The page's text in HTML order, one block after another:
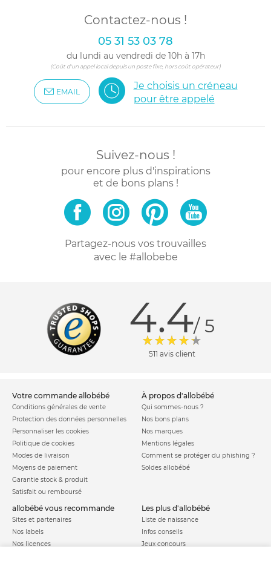
Contactez-nous !
05 31 53 03 78
du lundi au vendredi de 10h à 17h
(Coût d'un appel local depuis un poste fixe, hors coût opérateur)
EMAIL
Je choisis un créneau
pour être appelé
Suivez-nous !
pour encore plus d'inspirations
et de bons plans !
Partagez-nous vos trouvailles
avec le #allobebe
4.4/ 5
511 avis client
votre commande allobébé
Conditions générales de vente
Protection des données personnelles
Personnaliser les cookies
Politique de cookies
Modes de livraison
Moyens de paiement
Garantie stock & produit
Satisfait ou remboursé
à propos d'allobébé
Qui sommes-nous ?
Nos bons plans
Nos marques
Mentions légales
Comment se protéger du phishing ?
Soldes allobébé
allobébé vous recommande
Sites et partenaires
Nos labels
Nos licences
les plus d'allobébé
Liste de naissance
Infos conseils
Jeux concours